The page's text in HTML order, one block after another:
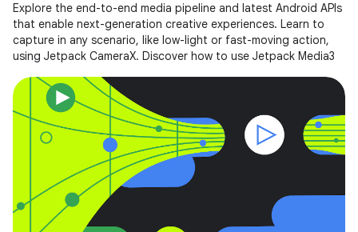
Explore the end-to-end media pipeline and latest Android APIs
that enable next-generation creative experiences. Learn to
capture in any scenario, like low-light or fast-moving action,
using Jetpack CameraX. Discover how to use Jetpack Media3